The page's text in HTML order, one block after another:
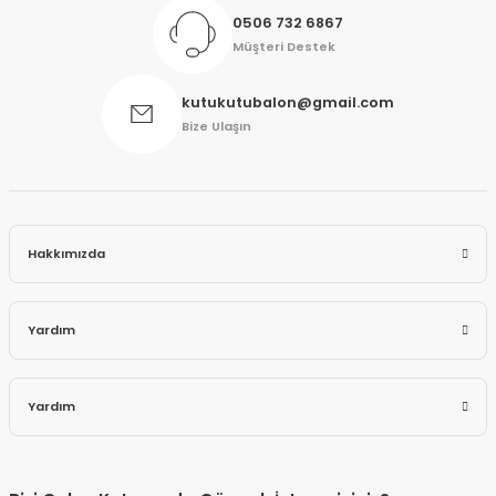
0506 732 6867
Müşteri Destek
kutukutubalon@gmail.com
Bize Ulaşın
Hakkımızda
Yardım
Yardım